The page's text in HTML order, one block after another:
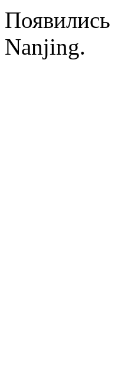
Nanjing.